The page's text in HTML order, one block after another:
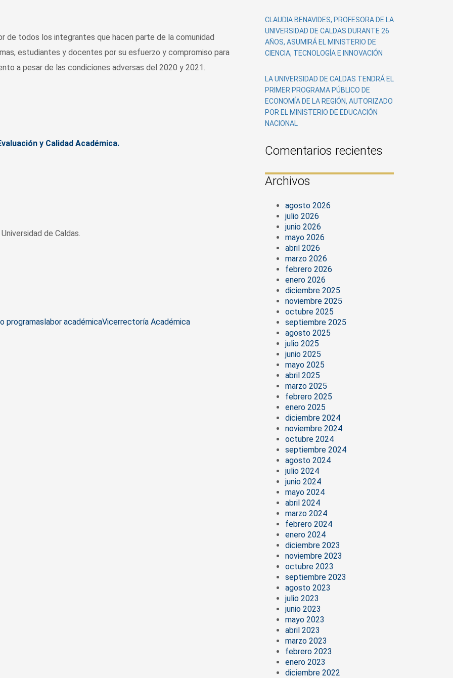
de todos los integrantes que hacen parte de la comunidad
estudiantes y docentes por su esfuerzo y compromiso para
a pesar de las condiciones adversas del 2020 y 2021.
y Calidad Académica.
de Caldas.
programaslabor académicaVicerrectoría Académica
CLAUDIA BENAVIDES, PROFESORA DE LA
UNIVERSIDAD DE CALDAS DURANTE 26
AÑOS, ASUMIRÁ EL MINISTERIO DE
CIENCIA, TECNOLOGÍA E INNOVACIÓN
LA UNIVERSIDAD DE CALDAS TENDRÁ EL
PRIMER PROGRAMA PÚBLICO DE
ECONOMÍA DE LA REGIÓN, AUTORIZADO
POR EL MINISTERIO DE EDUCACIÓN
NACIONAL
Comentarios recientes
Archivos
agosto 2026
julio 2026
junio 2026
mayo 2026
abril 2026
marzo 2026
febrero 2026
enero 2026
diciembre 2025
noviembre 2025
octubre 2025
septiembre 2025
agosto 2025
julio 2025
junio 2025
mayo 2025
abril 2025
marzo 2025
febrero 2025
enero 2025
diciembre 2024
noviembre 2024
octubre 2024
septiembre 2024
agosto 2024
julio 2024
junio 2024
mayo 2024
abril 2024
marzo 2024
febrero 2024
enero 2024
diciembre 2023
noviembre 2023
octubre 2023
septiembre 2023
agosto 2023
julio 2023
junio 2023
mayo 2023
abril 2023
marzo 2023
febrero 2023
enero 2023
diciembre 2022